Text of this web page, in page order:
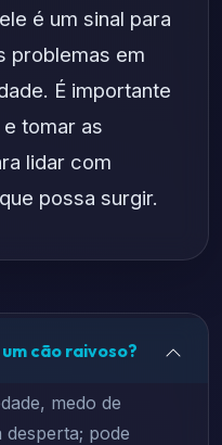
é um sinal para
problemas em
É importante
tomar as
lidar com
possa surgir.
cão raivoso?
medo de
desperta; pode